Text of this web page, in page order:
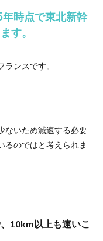
時点で東北新幹
す。
ンスです。
ないため減速する必要
るのではと考えられま
10km以上も速いこ